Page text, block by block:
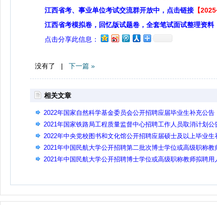
江西省考、事业单位考试交流群开放中，点击链接 【
江西省考模拟卷，回忆版试题卷，全套笔试面试整理资料
点击分享此信息：
没有了 | 下一篇 »
相关文章
2022年国家自然科学基金委员会公开招聘应届毕业生补充公告
2021年国家铁路局工程质量监督中心招聘工作人员取消计划公
2022年中央党校图书和文化馆公开招聘应届硕士及以上毕业生
充公告
2021年中国民航大学公开招聘第二批次博士学位或高级职称教
拟聘用人员公示（三）
2021年中国民航大学公开招聘博士学位或高级职称教师拟聘用